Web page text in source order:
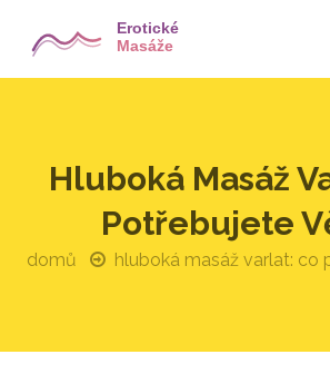
Hluboká Masáž
Potřebujete
domů hluboká masáž varlat: co